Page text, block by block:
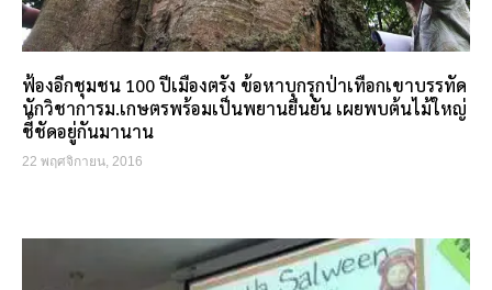
ฟ้องอีกชุมชน 100 ปีเมืองตรัง ข้อหาบุกรุกป่าเทือกเขาบรรทัด
นักวิชาการม.เกษตรพร้อมเป็นพยานยืนยัน เผยพบต้นไม้ใหญ่
ชี้ชัดอยู่กันมานาน
22 พฤศจิกายน, 2016